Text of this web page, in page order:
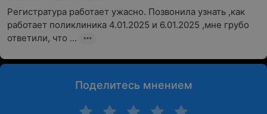
Регистратура работает ужасно. Позвонила узнать ,как
работает поликлиника 4.01.2025 и 6.01.2025 ,мне грубо
ответили, что ...
Поделитесь мнением